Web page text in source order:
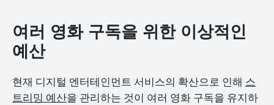
여러 영화 구독을 위한 이상적인
예산
현재 디지털 엔터테인먼트 서비스의 확산으로 인해 스
트리밍 예산을 관리하는 것이 여러 영화 구독을 유지하